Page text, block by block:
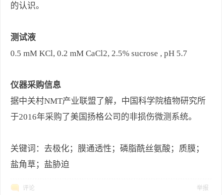
的认识。
测试液
0.5 mM KCl, 0.2 mM CaCl2, 2.5% sucrose , pH 5.7
仪器采购信息
据中关村NMT产业联盟了解，中国科学院植物研究所
于2016年采购了美国扬格公司的非损伤微测系统。
关键词：去极化；膜通透性；磷脂酰丝氨酸；质膜；
盐角草；盐胁迫
评论 举报